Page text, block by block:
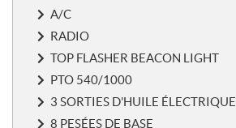
A/C
RADIO
TOP FLASHER BEACON LIGHT
PTO 540/1000
3 SORTIES D'HUILE ÉLECTRIQUE
8 PESÉES DE BASE